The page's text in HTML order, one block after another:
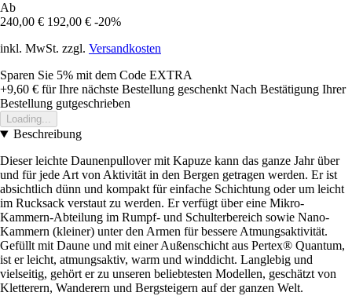
Ab
240,00 € 192,00 € -20%
inkl. MwSt. zzgl. Versandkosten
Sparen Sie 5% mit dem Code EXTRA
+9,60 € für Ihre nächste Bestellung geschenkt Nach Bestätigung Ihrer
Bestellung gutgeschrieben
Loading...
Beschreibung
Dieser leichte Daunenpullover mit Kapuze kann das ganze Jahr über
und für jede Art von Aktivität in den Bergen getragen werden. Er ist
absichtlich dünn und kompakt für einfache Schichtung oder um leicht
im Rucksack verstaut zu werden. Er verfügt über eine Mikro-
Kammern-Abteilung im Rumpf- und Schulterbereich sowie Nano-
Kammern (kleiner) unter den Armen für bessere Atmungsaktivität.
Gefüllt mit Daune und mit einer Außenschicht aus Pertex® Quantum,
ist er leicht, atmungsaktiv, warm und winddicht. Langlebig und
vielseitig, gehört er zu unseren beliebtesten Modellen, geschätzt von
Kletterern, Wanderern und Bergsteigern auf der ganzen Welt.